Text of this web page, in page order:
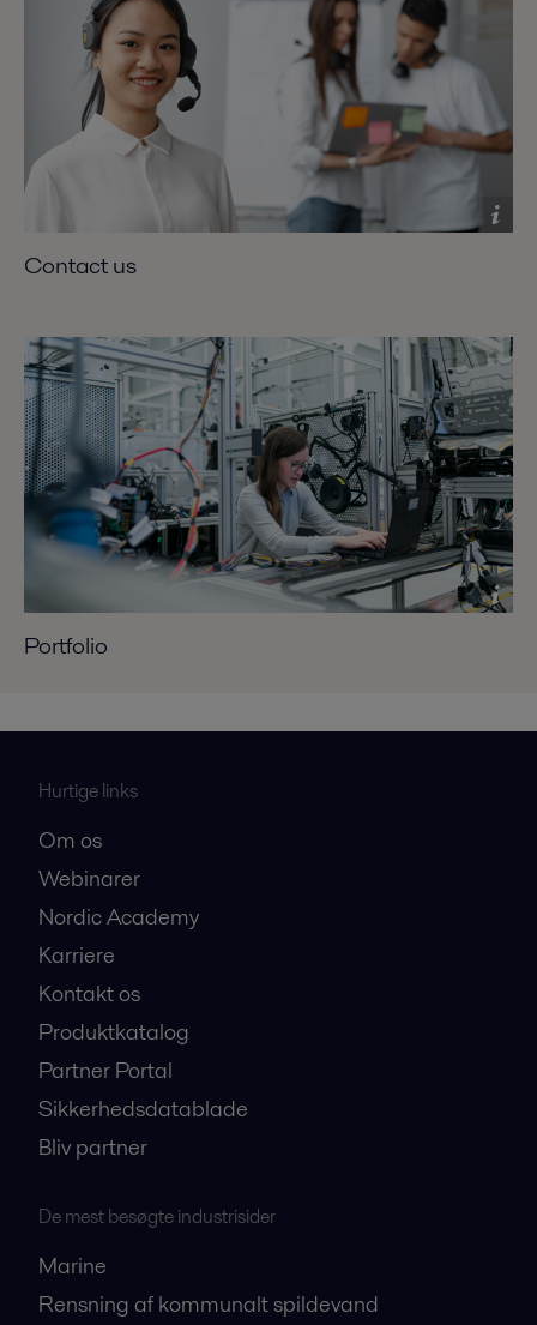
Contact us
Portfolio
Hurtige links
Om os
Webinarer
Nordic Academy
Karriere
Kontakt os
Produktkatalog
Partner Portal
Sikkerhedsdatablade
Bliv partner
De mest besøgte industrisider
Marine
Rensning af kommunalt spildevand